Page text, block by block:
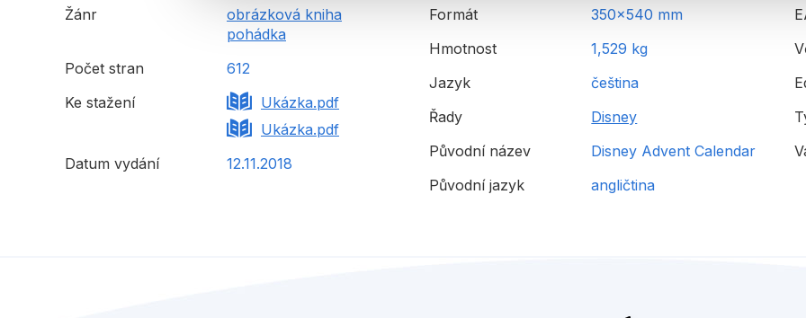
Hledá se Dory
Bambi
Žánr
obrázková kniha
pohádka
Počet stran
612
Ke stažení
Ukázka.pdf
Ukázka.pdf
Datum vydání
12.11.2018
Formát
350x540 mm
Hmotnost
1,529 kg
Jazyk
čeština
Řady
Disney
Původní název
Disney Advent Calendar
Původní jazyk
angličtina